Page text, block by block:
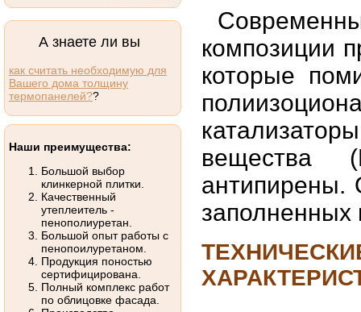
композиции
которые
вещества
антипирены.
А знаете ли вы
как считать необходимую для
Вашего дома толщину
термопанелей??
Наши преимущества:
Большой выбор
клинкерной плитки.
Качественный
утеплеитель -
пенополиуретан.
Большой опыт работы с
пенопоилуретаном.
Продукция поностью
сертифицирована.
Полный комплекс работ
по облицовке фасада.